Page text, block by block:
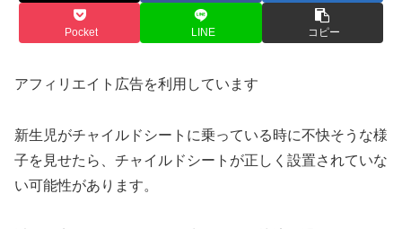
Pocket LINE コピー
アフィリエイト広告を利用しています
新生児がチャイルドシートに乗っている時に不快そうな様
子を見せたら、チャイルドシートが正しく設置されていな
い可能性があります。